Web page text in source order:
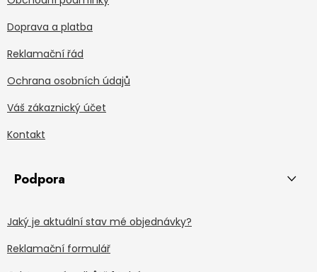
Doprava a platba
Reklamační řád
Ochrana osobních údajů
Váš zákaznický účet
Kontakt
Podpora
Jaký je aktuální stav mé objednávky?
Reklamační formulář